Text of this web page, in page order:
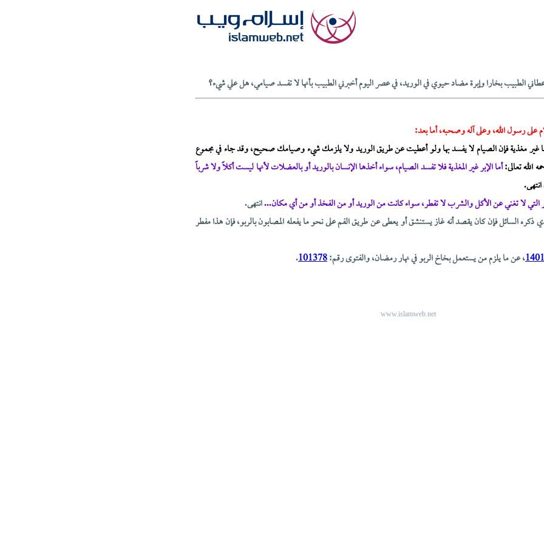
الطبيب بخارا وإبرة مضاد حيوي في الوريد، في عصر اليوم أخبرني الطبيب بأنها لا تفسد صيامي، هل علي شيء؟
على رسول الله، وعلى آله وصحبه، أما بعد:
غير مغذية فإن الصيام لا يفسد بها ولو أعطيت عن طريق الوريد ولا يلزمك شيء وصيامك صحيح، وقد جاء في مجموع
الله تعالى:أما الإبر غير المغذية فلا تفسد الصيام، سواء أخذها الإنسان بالوريد أو بالعضلات لأنها ليست أكلاً ولا شرباً
التي لا تغني عن الأكل والشرب لا تفطر، سواء كانت من الوريد أو من الفخذ أو من أي مكان...انتهى.
ذكره السائل فإن كان يقصد أنه غاز يستنشق أو يعطى عن طريق الفم على نحو ما يفعله المصابون بالربو، فإن هذا مفطر
، عن ما يلزم من يستعمل بخاخ الربو في نهار رمضان، والفتوى رقم:101378
.
www.islamweb.net